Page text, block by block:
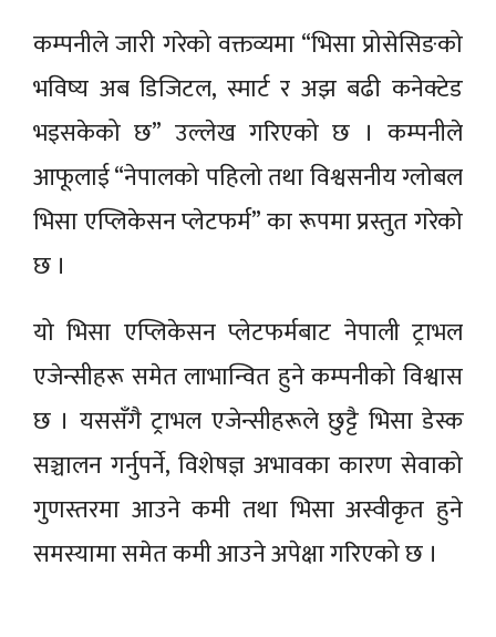
कम्पनीले जारी गरेको वक्तव्यमा “भिसा प्रोसेसिङको
भविष्य अब डिजिटल, स्मार्ट र अझ बढी कनेक्टेड
भइसकेको छ” उल्लेख गरिएको छ । कम्पनीले
आफूलाई “नेपालको पहिलो तथा विश्वसनीय ग्लोबल
भिसा एप्लिकेसन प्लेटफर्म” का रूपमा प्रस्तुत गरेको
छ ।
यो भिसा एप्लिकेसन प्लेटफर्मबाट नेपाली ट्राभल
एजेन्सीहरू समेत लाभान्वित हुने कम्पनीको विश्वास
छ । यससँगै ट्राभल एजेन्सीहरूले छुट्टै भिसा डेस्क
सञ्चालन गर्नुपर्ने, विशेषज्ञ अभावका कारण सेवाको
गुणस्तरमा आउने कमी तथा भिसा अस्वीकृत हुने
समस्यामा समेत कमी आउने अपेक्षा गरिएको छ ।